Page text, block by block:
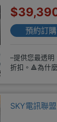
預約訂購
–提供您最透明
折扣。🔺為什
SKY電訊聯